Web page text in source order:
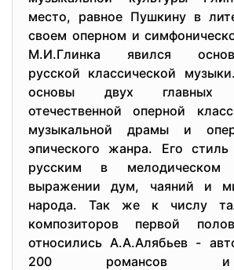
место, равное Пушкину в
своем оперном и
М.И.Глинка явился
русской классической
основы двух главных
отечественной оперной
музыкальной драмы и
эпического жанра. Его
русским в мелодическом
выражении дум, чаяний и
народа. Так же к числу
композиторов первой
относились А.А.Алябьев -
200 романсов